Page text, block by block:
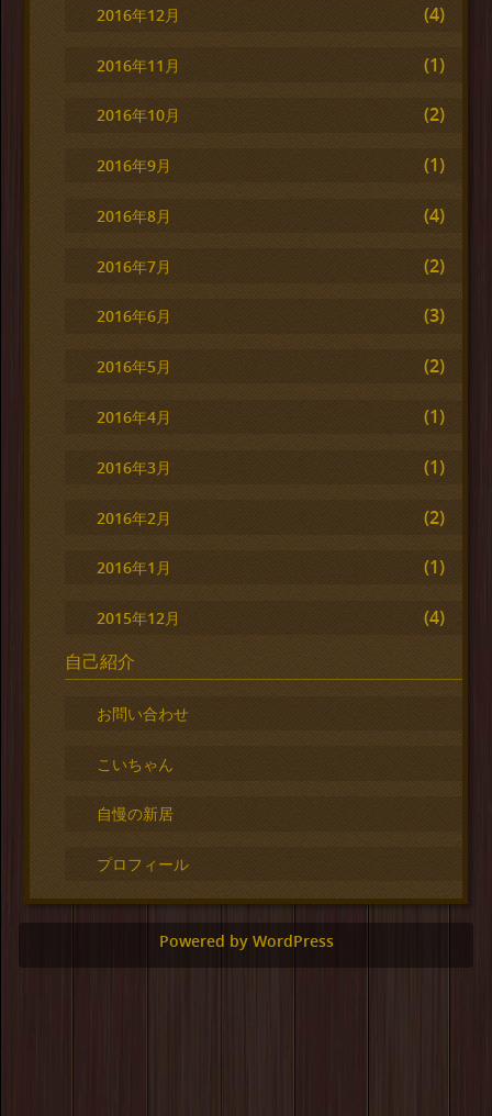
2016年12月 (4)
2016年11月 (1)
2016年10月 (2)
2016年9月 (1)
2016年8月 (4)
2016年7月 (2)
2016年6月 (3)
2016年5月 (2)
2016年4月 (1)
2016年3月 (1)
2016年2月 (2)
2016年1月 (1)
2015年12月
(4)
自己紹介
お問い合わせ
こいちゃん
自慢の新居
プロフィール
Powered by WordPress